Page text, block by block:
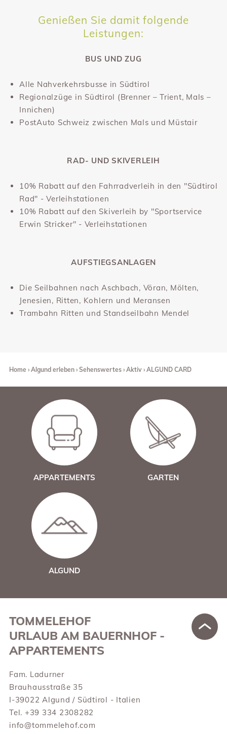
Genießen Sie damit folgende
Leistungen:
BUS UND ZUG
Alle Nahverkehrsbusse in Südtirol
Regionalzüge in Südtirol (Brenner – Trient, Mals –
Innichen)
PostAuto Schweiz zwischen Mals und Müstair
RAD- UND SKIVERLEIH
10% Rabatt auf den Fahrradverleih in den "Südtirol
Rad" - Verleihstationen
10% Rabatt auf den Skiverleih by "Sportservice
Erwin Stricker" - Verleihstationen
AUFSTIEGSANLAGEN
Die Seilbahnen nach Aschbach, Vöran, Mölten,
Jenesien, Ritten, Kohlern und Meransen
Trambahn Ritten und Standseilbahn Mendel
Home Algund erleben Sehenswertes Aktiv ALGUND CARD
APPARTEMENTS GARTEN
ALGUND
TOMMELEHOF
URLAUB AM BAUERNHOF -
APPARTEMENTS
Fam. Ladurner
Brauhausstraße 35
I-39022 Algund / Südtirol - Italien
Tel. +39 334 2308282
info@tommelehof.com